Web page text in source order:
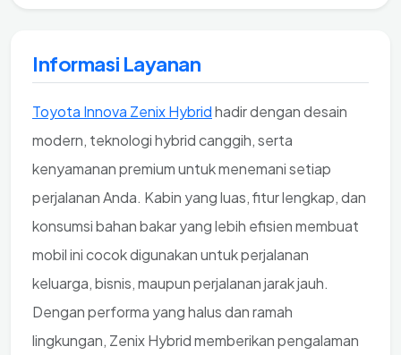
Informasi Layanan
Toyota Innova Zenix Hybridhadir dengan desain
modern, teknologi hybrid canggih, serta
kenyamanan premium untuk menemani setiap
perjalanan Anda. Kabin yang luas, fitur lengkap, dan
konsumsi bahan bakar yang lebih efisien membuat
mobil ini cocok digunakan untuk perjalanan
keluarga, bisnis, maupun perjalanan jarak jauh.
Dengan performa yang halus dan ramah
lingkungan, Zenix Hybrid memberikan pengalaman